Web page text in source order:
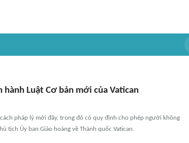
hành Luật Cơ bản mới của Vatican
pháp lý mới đây, trong đó có quy định cho phép người không
tịch Ủy ban Giáo hoàng về Thành quốc Vatican.